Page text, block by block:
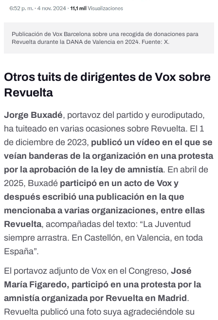
Publicación de Vox Barcelona sobre una recogida de donaciones para
Revuelta durante la DANA de Valencia en 2024. Fuente: X.
Otros tuits de dirigentes de Vox sobre
Revuelta
Jorge Buxadé, portavoz del partido y eurodiputado,
ha tuiteado en varias ocasiones sobre Revuelta. El 1
de diciembre de 2023, publicó un vídeo en el que se
veían banderas de la organización en una protesta
por la aprobación de la ley de amnistía. En abril de
2025, Buxadé participó en un acto de Vox y
después escribió una publicación en la que
mencionaba a varias organizaciones, entre ellas
Revuelta, acompañadas del texto: “La Juventud
siempre arrastra. En Castellón, en Valencia, en toda
España”.
El portavoz adjunto de Vox en el Congreso, José
María Figaredo, participó en una protesta por la
amnistía organizada por Revuelta en Madrid .
Revuelta publicó una foto suya agradeciéndole su